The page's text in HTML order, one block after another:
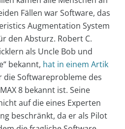
Fällen war Software, das
Augmentation System
den Absturz. Robert C.
als Uncle Bob und
bekannt, hat in einem Artik
die Softwareprobleme des
8 bekannt ist. Seine
auf die eines Experten
beschränkt, da er als Pilot